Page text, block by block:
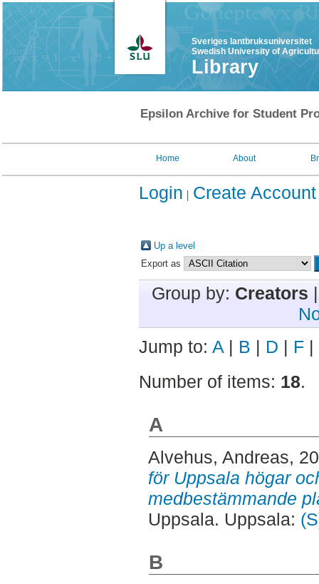
Sveriges lantbruksuniversitet
Swedish University of
Library
Epsilon Archive for Student
Home About
Login Create Account
Up a level
Export as
Group by: Creators
Jump to: A | B | D | F |
Number of items: 18.
A
Alvehus, Andreas,
för Uppsala högar
medbestämmande
Uppsala. Uppsala:
B